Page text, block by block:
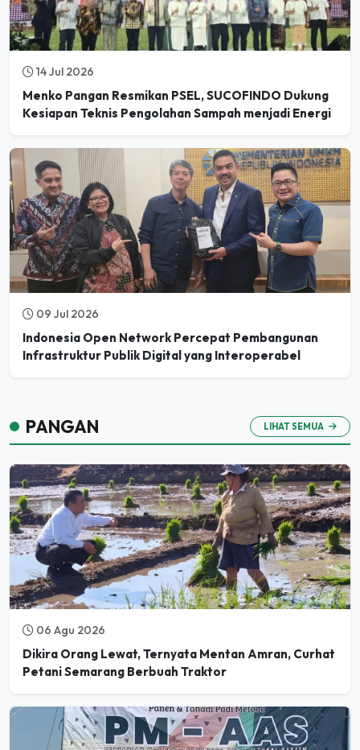
14 Jul 2026
Menko Pangan Resmikan PSEL, SUCOFINDO Dukung
Kesiapan Teknis Pengolahan Sampah menjadi Energi
09 Jul 2026
Indonesia Open Network Percepat Pembangunan
Infrastruktur Publik Digital yang Interoperabel
PANGAN LIHAT SEMUA
06 Agu 2026
Dikira Orang Lewat, Ternyata Mentan Amran, Curhat
Petani Semarang Berbuah Traktor